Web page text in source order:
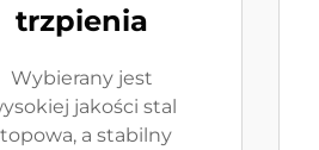
trzpienia
Wybierany jest
jakości stal
a stabilny